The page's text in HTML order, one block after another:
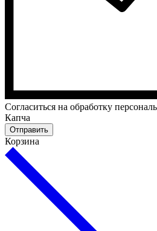
Cогласиться на обработку
Капча
Отправить
Корзина